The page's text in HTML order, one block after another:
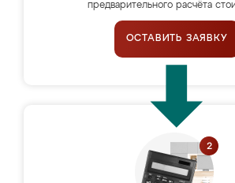
предварительного расчёта
ОСТАВИТЬ ЗАЯВКУ